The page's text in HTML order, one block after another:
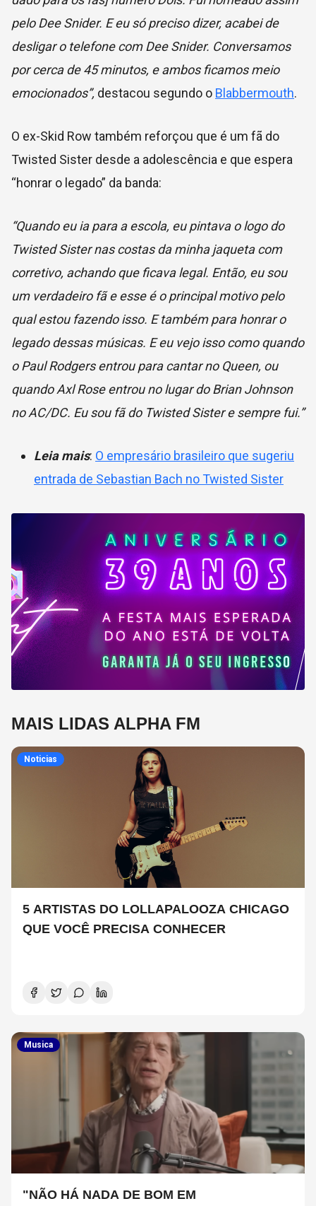
pelo Dee Snider. E eu só preciso dizer, acabei de
desligar o telefone com Dee Snider. Conversamos
por cerca de 45 minutos, e ambos ficamos meio
emocionados”, destacou segundo o Blabbermouth.
O ex-Skid Row também reforçou que é um fã do
Twisted Sister desde a adolescência e que espera
“honrar o legado” da banda:
“Quando eu ia para a escola, eu pintava o logo do
Twisted Sister nas costas da minha jaqueta com
corretivo, achando que ficava legal. Então, eu sou
um verdadeiro fã e esse é o principal motivo pelo
qual estou fazendo isso. E também para honrar o
legado dessas músicas. E eu vejo isso como quando
o Paul Rodgers entrou para cantar no Queen, ou
quando Axl Rose entrou no lugar do Brian Johnson
no AC/DC. Eu sou fã do Twisted Sister e sempre fui.”
Leia mais: O empresário brasileiro que sugeriu
entrada de Sebastian Bach no Twisted Sister
MAIS LIDAS ALPHA FM
Noticias
5 ARTISTAS DO LOLLAPALOOZA CHICAGO
QUE VOCÊ PRECISA CONHECER
Musica
"NÃO HÁ NADA DE BOM EM